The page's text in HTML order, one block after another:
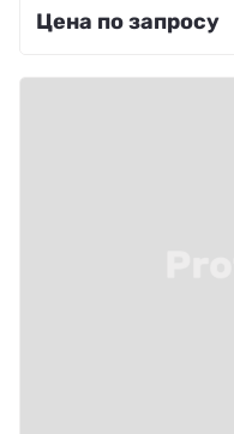
Цена по запросу